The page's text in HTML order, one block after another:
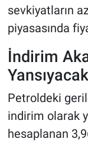
sevkiyatların
piyasasında
İndirim
Petroldeki
indirim olarak
hesaplanan